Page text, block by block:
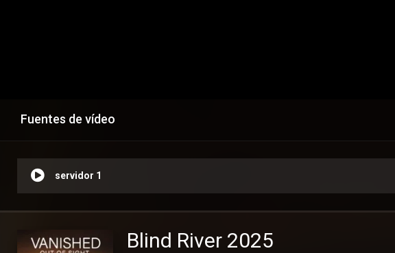
Fuentes de vídeo
servidor 1
Blind River 2025